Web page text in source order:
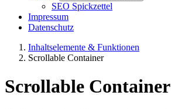
SEO Spickzettel
Impressum
Datenschutz
Inhaltselemente & Funktionen
Scrollable Container
Scrollable Container